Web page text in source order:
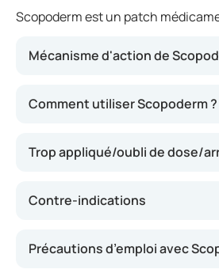
Scopoderm est un patch
Mécanisme d'action de
Comment utiliser Scopoderm ?
Trop appliqué/oubli de dose/
Contre-indications
Précautions d’emploi avec